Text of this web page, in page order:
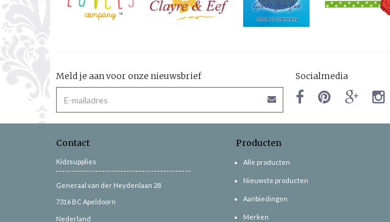
Meld je aan voor onze nieuwsbrief Socialmedia
Contact
Kidzsupplies
Generaal van der Heydenlaan 28
7316 BC Apeldoorn
Nederland
Producten
Alle producten
Nieuwste producten
Aanbiedingen
Merken